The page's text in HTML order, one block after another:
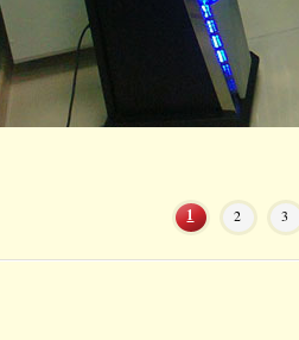
1 2 3